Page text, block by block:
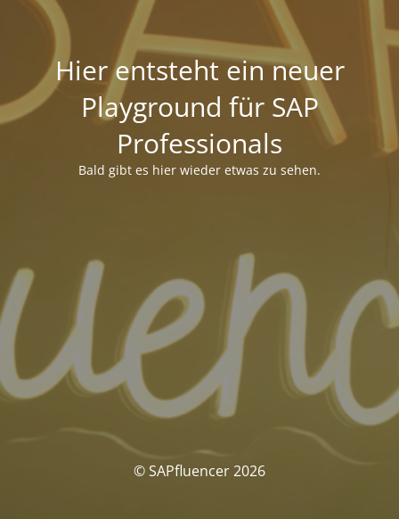
Hier entsteht ein neuer
Playground für SAP
Professionals
Bald gibt es hier wieder etwas zu sehen.
© SAPfluencer 2026